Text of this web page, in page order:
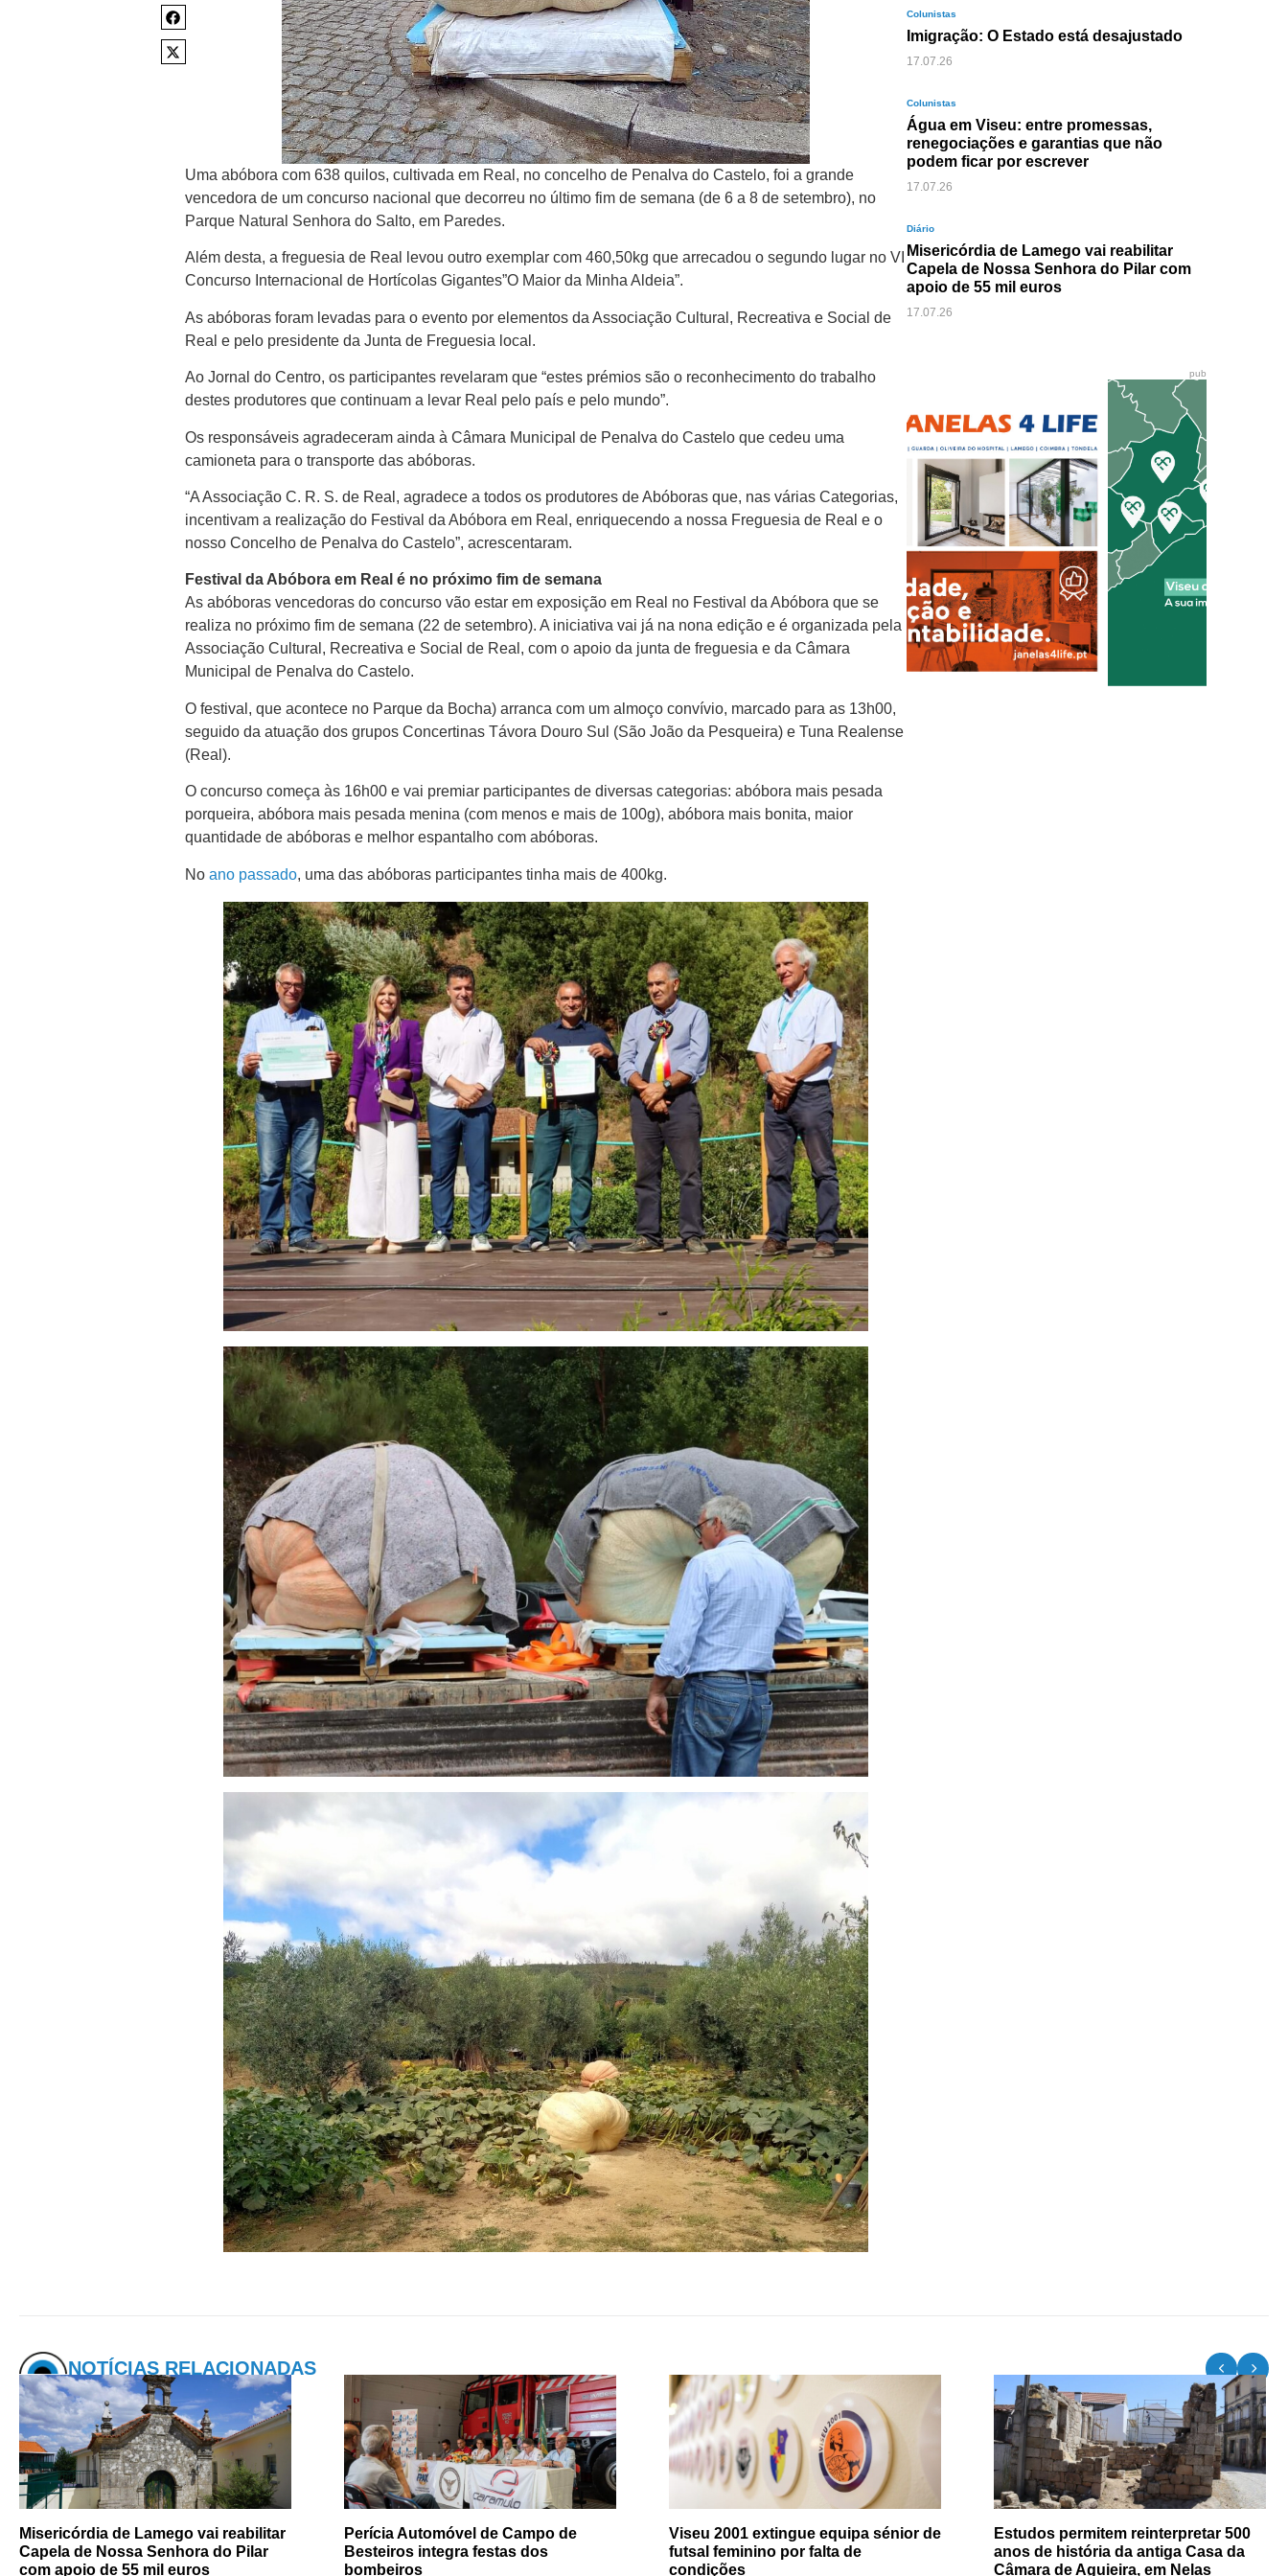
Uma abóbora com 638 quilos, cultivada em Real, no concelho de Penalva do Castelo, foi a grande
vencedora de um concurso nacional que decorreu no último fim de semana (de 6 a 8 de setembro), no
Parque Natural Senhora do Salto, em Paredes.
Além desta, a freguesia de Real levou outro exemplar com 460,50kg que arrecadou o segundo lugar no VI
Concurso Internacional de Hortícolas Gigantes”O Maior da Minha Aldeia”.
As abóboras foram levadas para o evento por elementos da Associação Cultural, Recreativa e Social de
Real e pelo presidente da Junta de Freguesia local.
Ao Jornal do Centro, os participantes revelaram que “estes prémios são o reconhecimento do trabalho
destes produtores que continuam a levar Real pelo país e pelo mundo”.
Os responsáveis agradeceram ainda à Câmara Municipal de Penalva do Castelo que cedeu uma
camioneta para o transporte das abóboras.
“A Associação C. R. S. de Real, agradece a todos os produtores de Abóboras que, nas várias Categorias,
incentivam a realização do Festival da Abóbora em Real, enriquecendo a nossa Freguesia de Real e o
nosso Concelho de Penalva do Castelo”, acrescentaram.
Festival da Abóbora em Real é no próximo fim de semana
As abóboras vencedoras do concurso vão estar em exposição em Real no Festival da Abóbora que se
realiza no próximo fim de semana (22 de setembro). A iniciativa vai já na nona edição e é organizada pela
Associação Cultural, Recreativa e Social de Real, com o apoio da junta de freguesia e da Câmara
Municipal de Penalva do Castelo.
O festival, que acontece no Parque da Bocha) arranca com um almoço convívio, marcado para as 13h00,
seguido da atuação dos grupos Concertinas Távora Douro Sul (São João da Pesqueira) e Tuna Realense
(Real).
O concurso começa às 16h00 e vai premiar participantes de diversas categorias: abóbora mais pesada
porqueira, abóbora mais pesada menina (com menos e mais de 100g), abóbora mais bonita, maior
quantidade de abóboras e melhor espantalho com abóboras.
Noano passado, uma das abóboras participantes tinha mais de 400kg.
Colunistas
Imigração: O Estado está desajustado
17.07.26
Colunistas
Água em Viseu: entre promessas,
renegociações e garantias que não
podem ficar por escrever
17.07.26
Diário
Misericórdia de Lamego vai reabilitar
Capela de Nossa Senhora do Pilar com
apoio de 55 mil euros
17.07.26
pub
NOTÍCIAS RELACIONADAS
Misericórdia de Lamego vai reabilitar
Capela de Nossa Senhora do Pilar
com apoio de 55 mil euros
Perícia Automóvel de Campo de
Besteiros integra festas dos
bombeiros
Viseu 2001 extingue equipa sénior de
futsal feminino por falta de
condições
Estudos permitem reinterpretar 500
anos de história da antiga Casa da
Câmara de Aguieira, em Nelas